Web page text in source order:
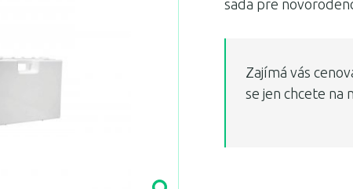
sada pre
Zajímá vás
se jen chcete na